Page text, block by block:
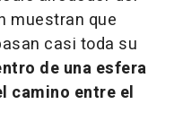
muestran que
casi toda su
de una esfera
camino entre el